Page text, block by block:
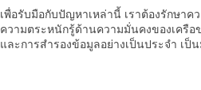
เพื่อรับมือกับปัญหาเหล่านี้ เราต้องรักษา
ความตระหนักรู้ด้านความมั่นคงของเครื
และการสำรองข้อมูลอย่างเป็นประจำ เป็